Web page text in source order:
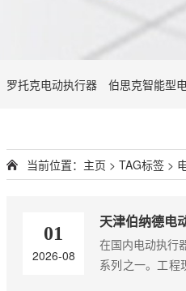
罗托克电动执行器 伯思克智能型
当前位置： 主页 > TAG标签 >
01
2026-08
天津伯纳德电
在国内电动执行
系列之一。工程